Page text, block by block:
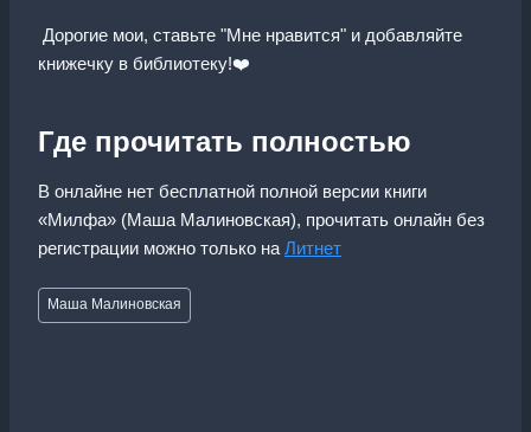
Дорогие мои, ставьте "Мне нравится" и добавляйте
книжечку в библиотеку!‍❤️‍
Где прочитать полностью
В онлайне нет бесплатной полной версии книги
«Милфа» (Маша Малиновская), прочитать онлайн без
регистрации можно только на Литнет
Метки
записи:
Маша Малиновская